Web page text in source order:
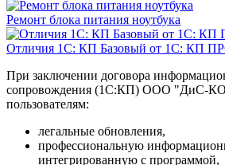
Ремонт блока питания ноутбука
Отличия 1C: КП Базовый от 1С: КП
При заключении договора
сопровождения (1С:КП) ООО "ДиС-
пользователям:
легальные обновления,
профессиональную
интегрированную с программой,